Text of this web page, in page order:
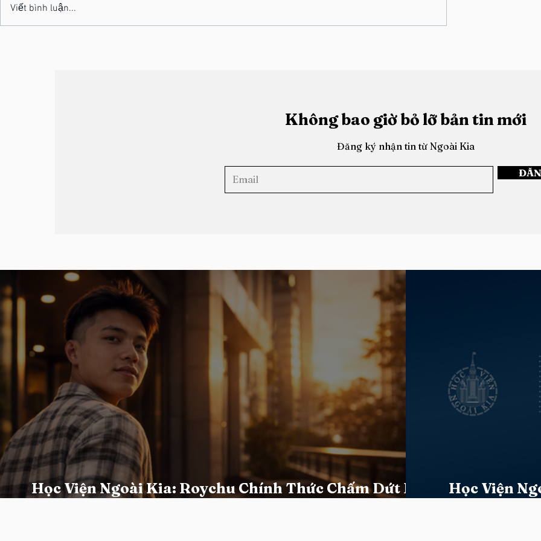
Viết bình luận...
Không bao giờ bỏ lỡ bản tin mới
Đăng ký nhận tin từ Ngoài Kia
Học Viện Ngoài Kia: Roychu Chính Thức Chấm Dứt Hợp
Học Viện